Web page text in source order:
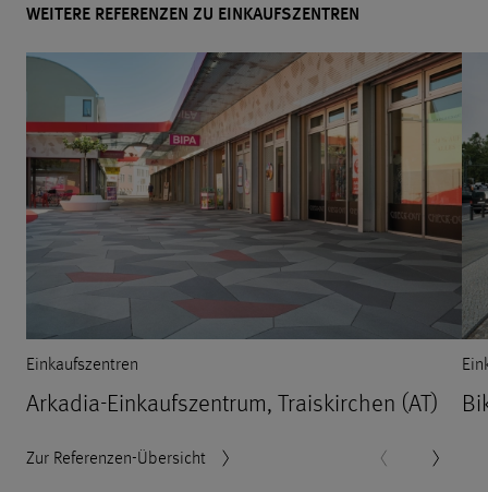
WEITERE REFERENZEN ZU EINKAUFSZENTREN
Einkaufszentren
Arkadia-Einkaufszentrum, Traiskirchen (AT)
Zur Referenzen-Übersicht